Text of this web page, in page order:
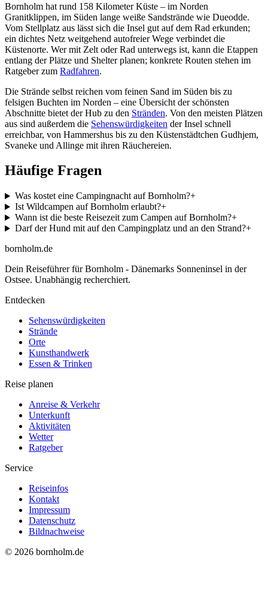
Bornholm hat rund 158 Kilometer Küste – im Norden
Granitklippen, im Süden lange weiße Sandstrände wie Dueodde.
Vom Stellplatz aus lässt sich die Insel gut auf dem Rad erkunden;
ein dichtes Netz weitgehend autofreier Wege verbindet die
Küstenorte. Wer mit Zelt oder Rad unterwegs ist, kann die Etappen
entlang der Plätze und Shelter planen; konkrete Routen stehen im
Ratgeber zum Radfahren.
Die Strände selbst reichen vom feinen Sand im Süden bis zu
felsigen Buchten im Norden – eine Übersicht der schönsten
Abschnitte bietet der Hub zu den Stränden. Von den meisten Plätzen
aus sind außerdem die Sehenswürdigkeiten der Insel schnell
erreichbar, von Hammershus bis zu den Küstenstädtchen Gudhjem,
Svaneke und Allinge mit ihren Räuchereien.
Häufige Fragen
Was kostet eine Campingnacht auf Bornholm?+
Ist Wildcampen auf Bornholm erlaubt?+
Wann ist die beste Reisezeit zum Campen auf Bornholm?+
Darf der Hund mit auf den Campingplatz und an den Strand?+
bornholm.de
Dein Reiseführer für Bornholm - Dänemarks Sonneninsel in der
Ostsee. Unabhängig recherchiert.
Entdecken
Sehenswürdigkeiten
Strände
Orte
Kunsthandwerk
Essen & Trinken
Reise planen
Anreise & Verkehr
Unterkunft
Aktivitäten
Wetter
Ratgeber
Service
Reiseinfos
Kontakt
Impressum
Datenschutz
Bildnachweise
© 2026 bornholm.de